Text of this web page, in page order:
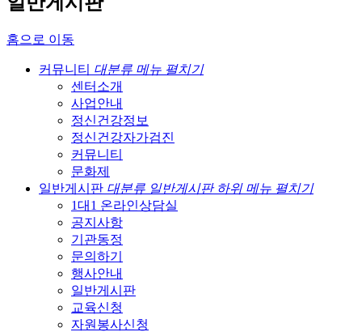
홈으로 이동
커뮤니티 대분류 메뉴 펼치기
센터소개
사업안내
정신건강정보
정신건강자가검진
커뮤니티
문화제
일반게시판 대분류 일반게시판 하위 메뉴 펼치기
1대1 온라인상담실
공지사항
기관동정
문의하기
행사안내
일반게시판
교육신청
자원봉사신청